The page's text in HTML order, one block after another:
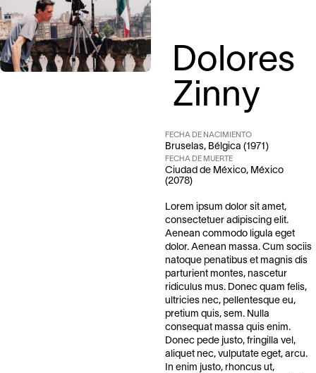
Dolores
Zinny
FECHA DE NACIMIENTO
Bruselas, Bélgica (1971)
FECHA DE MUERTE
Ciudad de México, México
(2078)
Lorem ipsum dolor sit amet,
consectetuer adipiscing elit.
Aenean commodo ligula eget
dolor. Aenean massa. Cum sociis
natoque penatibus et magnis dis
parturient montes, nascetur
ridiculus mus. Donec quam felis,
ultricies nec, pellentesque eu,
pretium quis, sem. Nulla
consequat massa quis enim.
Donec pede justo, fringilla vel,
aliquet nec, vulputate eget, arcu.
In enim justo, rhoncus ut,